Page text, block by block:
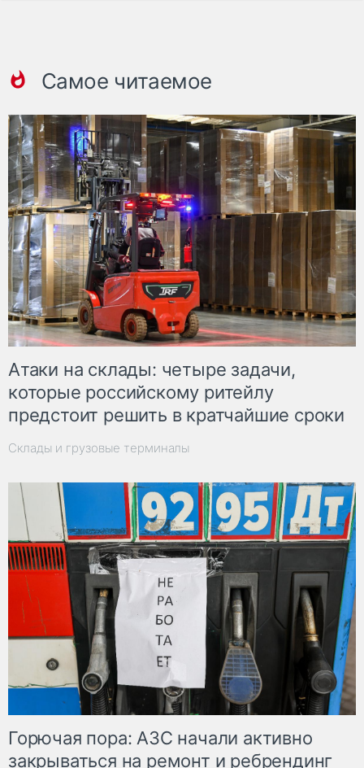
Дзен
Самое читаемое
Атаки на склады: четыре задачи,
которые российскому ритейлу
предстоит решить в кратчайшие сроки
Склады и грузовые терминалы
Горючая пора: АЗС начали активно
закрываться на ремонт и ребрендинг